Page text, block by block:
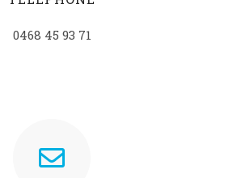
0468 45 93 71